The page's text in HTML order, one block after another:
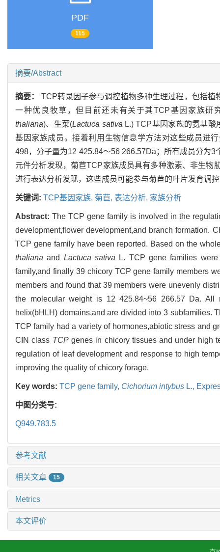
PDF
115
摘要/Abstract
摘要： TCP转录因子参与调控植物多种生理过程，包括
一种优良牧草，但目前还未有关于其TCP基因家族
thaliana)、生菜(Lactuca sativa L.) TCP基因家族的氨基
基因家族成员。接着利用生物信息学方法对这些成员进
498，分子量为12 425.84～56 266.57Da；所有成员分为
元件分析发现，菊苣TCP家族成员具有多种激素、非生物
进行表达分析发现，这些成员可能参与菊苣的叶片发育调
关键词: TCP基因家族, 菊苣, 表达分析, 家族分析
Abstract:The TCP gene family is involved in the
development,flower development,and branch formation.
TCP gene family have been reported. Based on the
thaliana and Lactuca sativa L. TCP gene families
family,and finally 39 chicory TCP gene family members
members and found that 39 members were unevenly
the molecular weight is 12 425.84~56 266.57 Da. All
helix(bHLH) domains,and are divided into 3 subfamilies.
TCP family had a variety of hormones,abiotic stress and
CIN class TCPgenes in chicory tissues and under high
regulation of leaf development and response to high
improving the quality of chicory forage.
Key words: TCP gene family, Cichorium intybus L.,
中图分类号:
Q949.783.5
参考文献
相关文章 15
Metrics
本文评价